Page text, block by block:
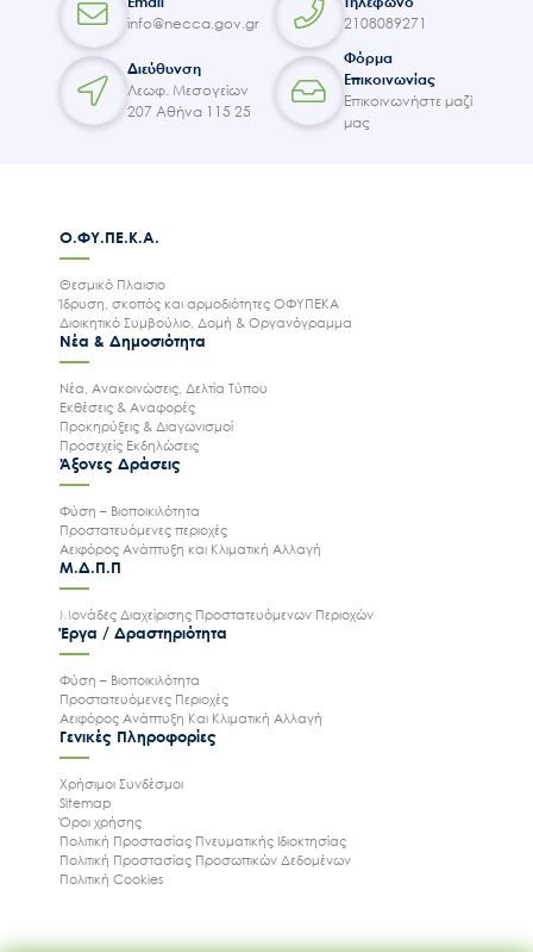
info@necca.gov.gr
2108089271
Διεύθυνση
Λεωφ. Μεσογείων
207 Αθήνα 115 25
Φόρμα
Επικοινωνίας
Επικοινωνήστε μαζί
μας
Ο.ΦΥ.ΠΕ.Κ.Α.
Θεσμικό Πλαισιο
Ίδρυση, σκοπός και αρμοδιότητες ΟΦΥΠΕΚΑ
Διοικητικό Συμβούλιο, Δομή & Οργανόγραμμα
Νέα & Δημοσιότητα
Νέα, Ανακοινώσεις, Δελτία Τύπου
Εκθέσεις & Αναφορές
Προκηρύξεις & Διαγωνισμοί
Προσεχείς Εκδηλώσεις
Άξονες Δράσεις
Φύση – Βιοποικιλότητα
Προστατευόμενες περιοχές
Αειφόρος Ανάπτυξη και Κλιματική Αλλαγή
Μ.Δ.Π.Π
Μονάδες Διαχείρισης Προστατευόμενων Περιοχών
Έργα / Δραστηριότητα
Φύση – Βιοποικιλότητα
Προστατευόμενες Περιοχές
Αειφόρος Ανάπτυξη Και Κλιματική Αλλαγή
Γενικές Πληροφορίες
Χρήσιμοι Συνδέσμοι
Sitemap
Όροι χρήσης
Πολιτική Προστασίας Πνευματικής Ιδιοκτησίας
Πολιτική Προστασίας Προσωπικών Δεδομένων
Πολιτική Cookies